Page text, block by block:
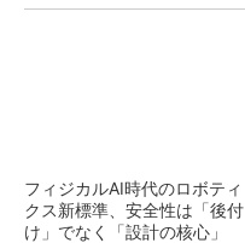
フィジカルAI時代のロボティ
クス新標準、安全性は「後付
け」でなく「設計の核心」